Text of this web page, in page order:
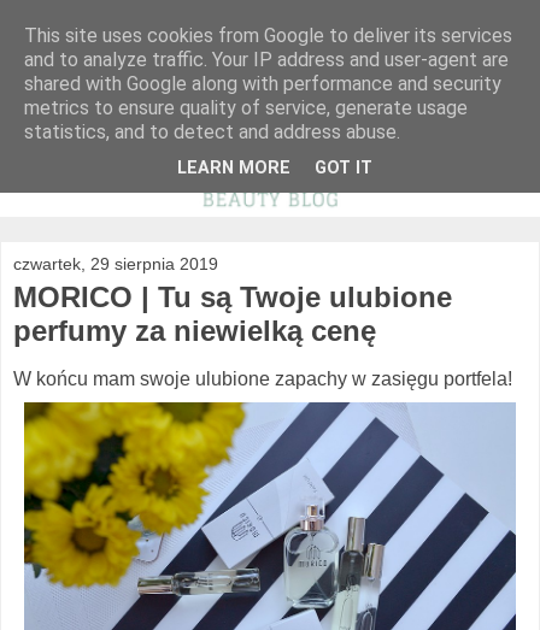
czwartek, 29 sierpnia 2019
MORICO | Tu są Twoje ulubione
perfumy za niewielką cenę
W końcu mam swoje ulubione zapachy w zasięgu portfela!
This site uses cookies from Google to deliver its services
and to analyze traffic. Your IP address and user-agent are
shared with Google along with performance and security
metrics to ensure quality of service, generate usage
statistics, and to detect and address abuse.
LEARN MORE GOT IT